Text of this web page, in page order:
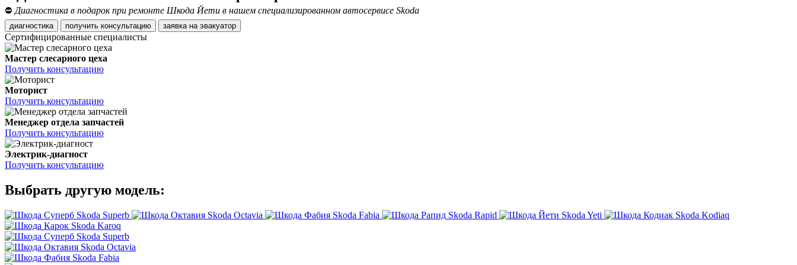
⛔ Диагностика в подарок при ремонте Шкода Йети в нашем специализированном автосервисе Skoda
диагностика получить консультацию заявка на эвакуатор
Сертифицированные специалисты
Мастер слесарного цеха
Получить консультацию
Моторист
Получить консультацию
Менеджер отдела запчастей
Получить консультацию
Электрик-диагност
Получить консультацию
Выбрать другую модель:
Skoda Superb Skoda Octavia Skoda Fabia Skoda Rapid Skoda Yeti
Skoda Kodiaq
Skoda Karoq
Skoda Superb
Skoda Octavia
Skoda Fabia